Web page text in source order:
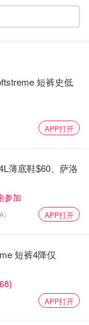
短裤史低
APP打开
薄底鞋$60、萨洛
参加
APP打开
短裤4降仅
APP打开